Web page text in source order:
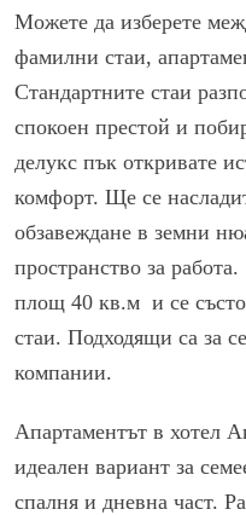
Можете да изберете
фамилни стаи,
Стандартните стаи
спокоен престой и
делукс пък откривате
комфорт. Ще се
обзавеждане в земни
пространство за
площ 40 кв.м и се
стаи. Подходящи са за
компании.
Апартаментът в хотел
идеален вариант за
спалня и дневна част.